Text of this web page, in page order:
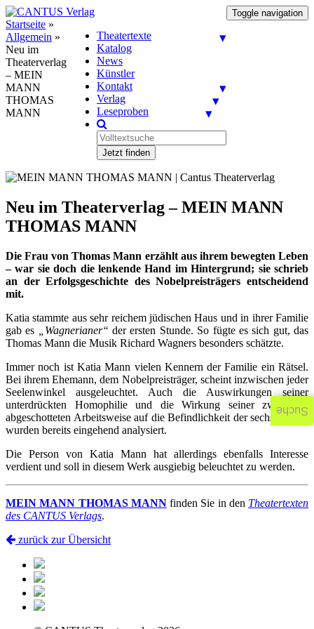
Toggle navigation
Theatertexte
Katalog
News
Künstler
Kontakt
Verlag
Leseproben
Jetzt finden
Startseite »
Allgemein »
Neu im
Theaterverlag
– MEIN
MANN
THOMAS
MANN
Neu im Theaterverlag – MEIN MANN
THOMAS MANN
Die Frau von Thomas Mann erzählt aus ihrem bewegten Leben
– war sie doch die lenkende Hand im Hintergrund; sie schrieb
an der Erfolgsgeschichte des Nobelpreisträgers entscheidend
mit.
Katia stammte aus sehr reichem jüdischen Haus und in ihrer Familie
gab es
„Wagnerianer“ der ersten Stunde. So fügte es sich gut, das
Thomas Mann die Musik Richard Wagners besonders schätzte.
Immer noch ist Katia Mann vielen Kennern der Familie ein Rätsel.
Bei ihrem Ehemann, dem Nobelpreisträger, scheint inzwischen jeder
Seelenwinkel ausgeleuchtet. Auch die Auswirkungen seiner
unterdrückten Homophilie und die Wirkung seiner zwanghaft
abgeschotteten Arbeitsweise auf die Befindlichkeit der sechs Kinder
wurden bereits eingehend analysiert.
Die Person von Katia Mann hat allerdings ebenfalls Interesse
verdient und soll in diesem Werk ausgiebig beleuchtet zu werden.
MEIN MANN THOMAS MANNfinden Sie in den Theatertexten
des CANTUS Verlags.
zurück zur Übersicht
Suche